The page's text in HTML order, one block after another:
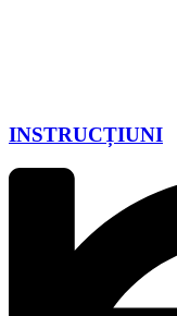
INSTRUCȚIUNI